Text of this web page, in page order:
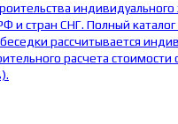
стран СНГ. Полный
рассчитывается
расчета